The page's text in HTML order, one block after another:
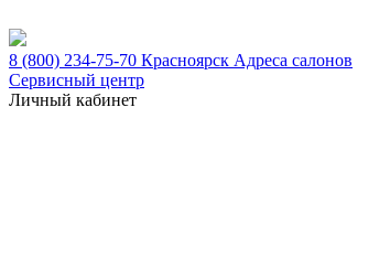
8 (800) 234-75-70 Красноярск Адреса салонов
Сервисный центр
Личный кабинет